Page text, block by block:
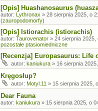
[Opis] Huashanosaurus
autor: Lythronax » 28 sierpnia 2025, o
(zauropodomorfy)
[Opis] Istiorachis (istiorachis)
autor: Taurovenator » 24 sierpnia 2025,
pozostałe ptasiomiedniczne
[Recenzja] Europasaurus: Life
autor: kaniukura » 16 sierpnia
Kręgosłup?
autor: Motyl.11 » 15 sierpnia 2025,
Dear Fauna
autor: kaniukura » 15 sierpnia 2025, o